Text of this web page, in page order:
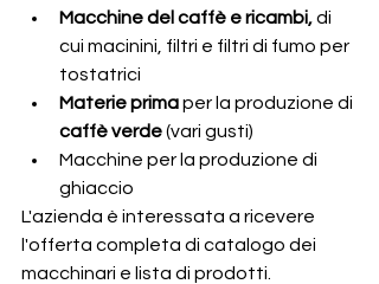
Macchine del caffè e ricambi, di
cui macinini, filtri e filtri di fumo per
tostatrici
Materie prima per la produzione di
caffè verde (vari gusti)
Macchine per la produzione di
ghiaccio
L'azienda è interessata a ricevere
l'offerta completa di catalogo dei
macchinari e lista di prodotti.